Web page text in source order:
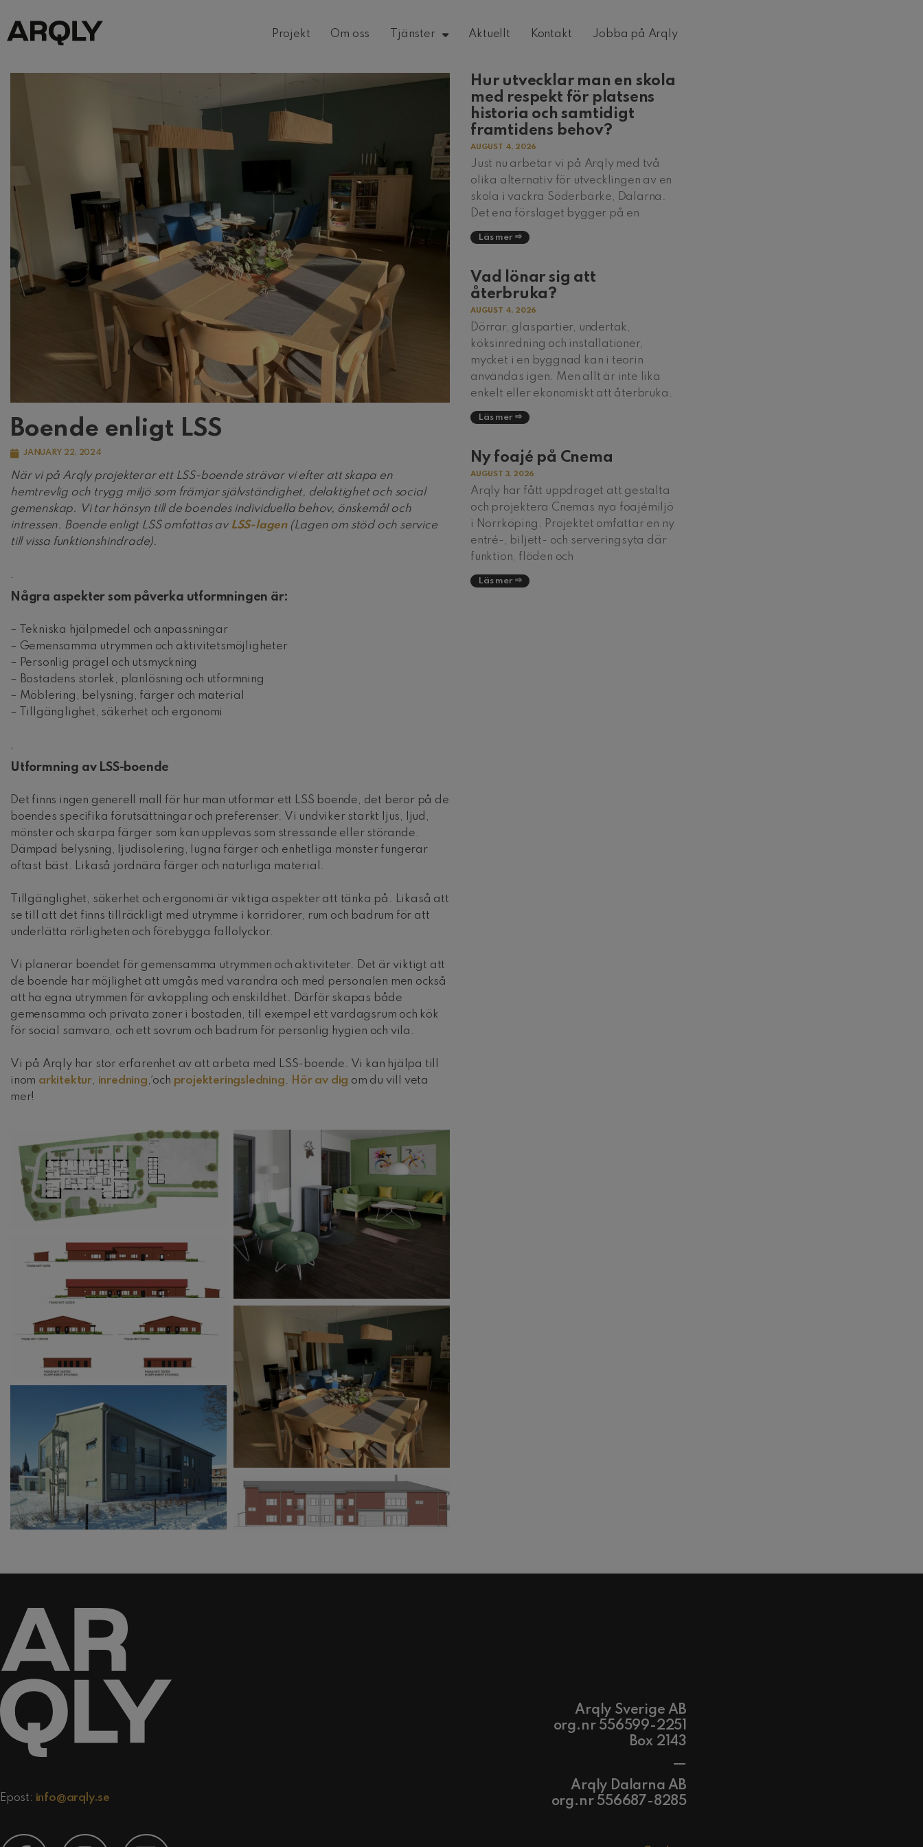
Projekt Om oss Tjänster Aktuellt Kontakt Jobba på Arqly
Boende enligt LSS
JANUARY 22, 2024
När vi på Arqly projekterar ett LSS-boende strävar vi efter att skapa en
hemtrevlig och trygg miljö som främjar självständighet, delaktighet och social
gemenskap. Vi tar hänsyn till de boendes individuella behov, önskemål och
intressen. Boende enligt LSS omfattas av LSS-lagen(Lagen om stöd och service
till vissa funktionshindrade).
.
Några aspekter som påverka utformningen är:
– Tekniska hjälpmedel och anpassningar
– Gemensamma utrymmen och aktivitetsmöjligheter
– Personlig prägel och utsmyckning
– Bostadens storlek, planlösning och utformning
– Möblering, belysning, färger och material
– Tillgänglighet, säkerhet och ergonomi
,
Utformning av LSS-boende
Det finns ingen generell mall för hur man utformar ett LSS boende, det beror på de
boendes specifika förutsättningar och preferenser. Vi undviker starkt ljus, ljud,
mönster och skarpa färger som kan upplevas som stressande eller störande.
Dämpad belysning, ljudisolering, lugna färger och enhetliga mönster fungerar
oftast bäst. Likaså jordnära färger och naturliga material.
Tillgänglighet, säkerhet och ergonomi är viktiga aspekter att tänka på. Likaså att
se till att det finns tillräckligt med utrymme i korridorer, rum och badrum för att
underlätta rörligheten och förebygga fallolyckor.
Vi planerar boendet för gemensamma utrymmen och aktiviteter. Det är viktigt att
de boende har möjlighet att umgås med varandra och med personalen men också
att ha egna utrymmen för avkoppling och enskildhet. Därför skapas både
gemensamma och privata zoner i bostaden, till exempel ett vardagsrum och kök
för social samvaro, och ett sovrum och badrum för personlig hygien och vila.
Vi på Arqly har stor erfarenhet av att arbeta med LSS-boende. Vi kan hjälpa till
inom arkitektur, inredning,´och projekteringsledning. Hör av dig om du vill veta
mer!
Hur utvecklar man en skola
med respekt för platsens
historia och samtidigt
framtidens behov?
AUGUST 4, 2026
Just nu arbetar vi på Arqly med två
olika alternativ för utvecklingen av en
skola i vackra Söderbärke, Dalarna.
Det ena förslaget bygger på en
Läs mer
Vad lönar sig att
återbruka?
AUGUST 4, 2026
Dörrar, glaspartier, undertak,
köksinredning och installationer,
mycket i en byggnad kan i teorin
användas igen. Men allt är inte lika
enkelt eller ekonomiskt att återbruka.
Läs mer
Ny foajé på Cnema
AUGUST 3, 2026
Arqly har fått uppdraget att gestalta
och projektera Cnemas nya foajémiljö
i Norrköping. Projektet omfattar en ny
entré-, biljett- och serveringsyta där
funktion, flöden och
Läs mer
Epost: info@arqly.se
Arqly Sverige AB
org.nr 556599-2251
Box 2143
—
Arqly Dalarna AB
org.nr 556687-8285